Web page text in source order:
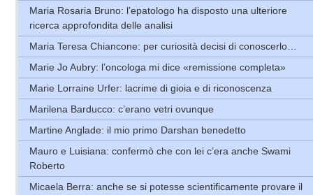
Maria Rosaria Bruno: l’epatologo ha disposto una ulteriore
ricerca approfondita delle analisi
Maria Teresa Chiancone: per curiosità decisi di conoscerlo…
Marie Jo Aubry: l’oncologa mi dice «remissione completa»
Marie Lorraine Urfer: lacrime di gioia e di riconoscenza
Marilena Barducco: c’erano vetri ovunque
Martine Anglade: il mio primo Darshan benedetto
Mauro e Luisiana: confermò che con lei c’era anche Swami
Roberto
Micaela Berra: anche se si potesse scientificamente provare il